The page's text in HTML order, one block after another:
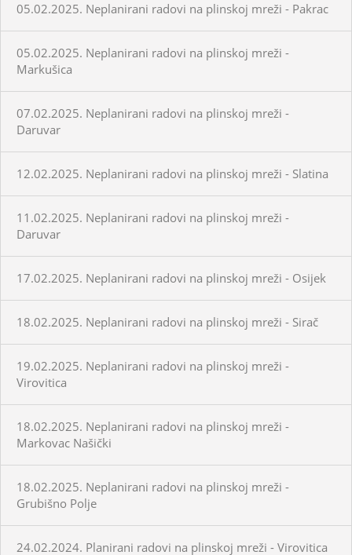
05.02.2025. Neplanirani radovi na plinskoj mreži - Pakrac
05.02.2025. Neplanirani radovi na plinskoj mreži -
Markušica
07.02.2025. Neplanirani radovi na plinskoj mreži -
Daruvar
12.02.2025. Neplanirani radovi na plinskoj mreži - Slatina
11.02.2025. Neplanirani radovi na plinskoj mreži -
Daruvar
17.02.2025. Neplanirani radovi na plinskoj mreži - Osijek
18.02.2025. Neplanirani radovi na plinskoj mreži - Sirač
19.02.2025. Neplanirani radovi na plinskoj mreži -
Virovitica
18.02.2025. Neplanirani radovi na plinskoj mreži -
Markovac Našički
18.02.2025. Neplanirani radovi na plinskoj mreži -
Grubišno Polje
24.02.2024. Planirani radovi na plinskoj mreži - Virovitica